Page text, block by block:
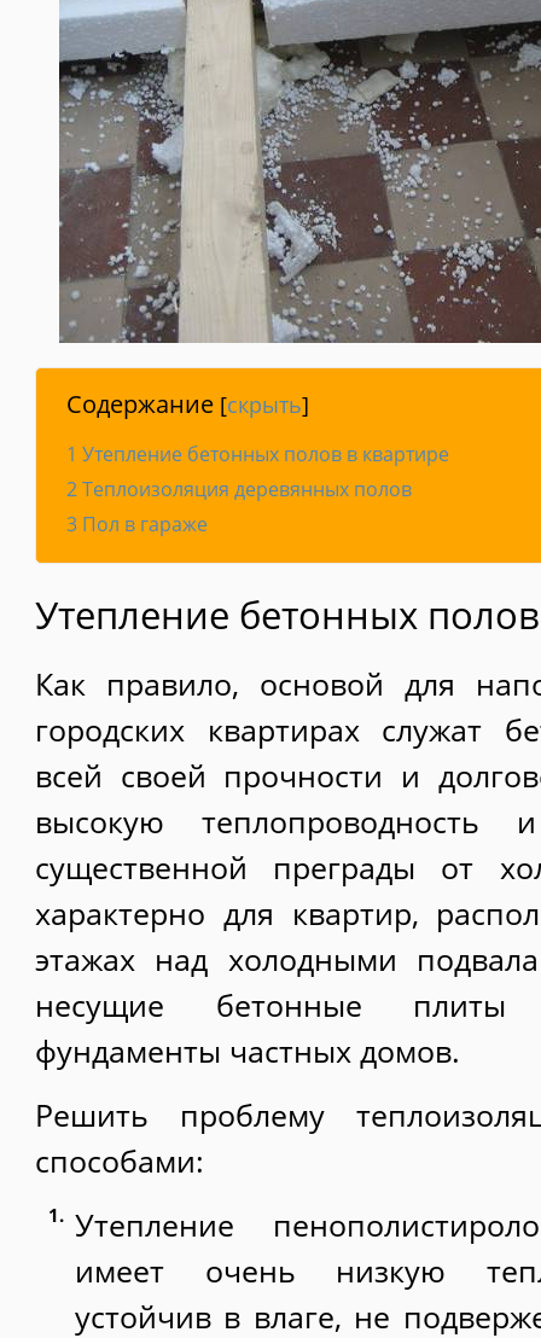
Содержание [скрыть]
1 Утепление бетонных полов в квартире
2Теплоизоляция деревянных полов
3 Пол в гараже
Утепление бетонных
Как правило, основой для
городских квартирах служат
всей своей прочности и
высокую теплопроводность
существенной преграды от
характерно для квартир,
этажах над холодными
несущие бетонные плиты
фундаменты частных домов.
Решить проблему
способами:
Утепление
имеет очень низкую
устойчив в влаге, не